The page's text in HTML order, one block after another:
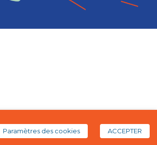
Paramètres des cookies ACCEPTER